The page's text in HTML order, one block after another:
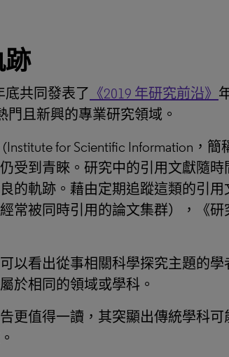
底共同發表了 《2019 年研究前沿》
門且新興的專業研究領域。
for Scientific Information，簡
受到青睞。研究中的引用文獻隨時
的軌跡。藉由定期追蹤這類的引用
常被同時引用的論文集群），《研
以看出從事相關科學探究主題的學
於相同的領域或學科。
更值得一讀，其突顯出傳統學科可